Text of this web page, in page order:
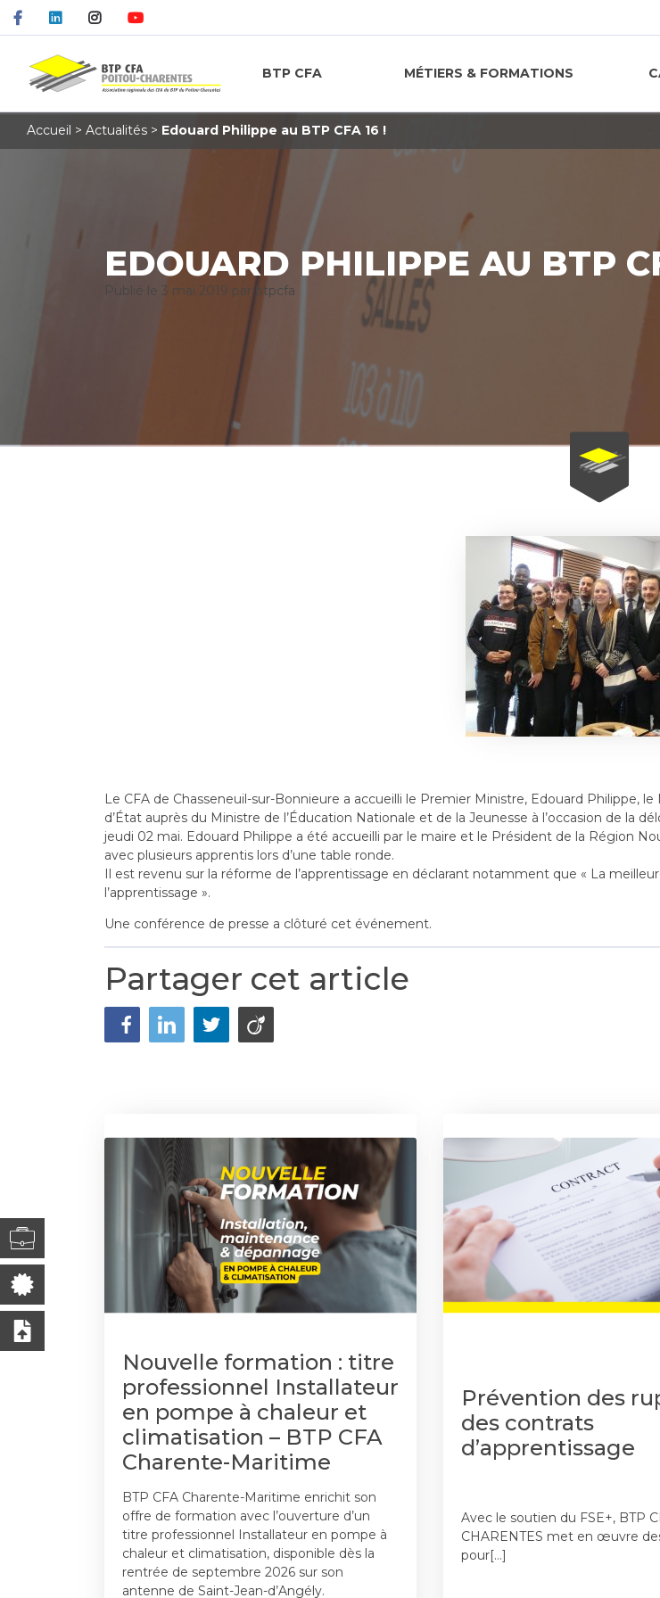
BTP CFA MÉTIERS & FORMATIONS
EDOUARD PHILIPPE AU BTP
Publié le 3 mai 2019 par btpcfa
Accueil > Actualités > Edouard Philippe au BTP CFA 16 !
Le CFA de Chasseneuil-sur-Bonnieure a accueilli le Premier Ministre, Edouard Philippe,
d’État auprès du Ministre de l’Éducation Nationale et de la Jeunesse à l’occasion de la
jeudi 02 mai. Edouard Philippe a été accueilli par le maire et le Président de la Région
avec plusieurs apprentis lors d’une table ronde.
Il est revenu sur la réforme de l’apprentissage en déclarant notamment que « La
l’apprentissage ».
Une conférence de presse a clôturé cet événement.
Partager cet article
Nouvelle formation : titre
professionnel Installateur
en pompe à chaleur et
climatisation – BTP CFA
Charente-Maritime
BTP CFA Charente-Maritime enrichit son
offre de formation avec l’ouverture d’un
titre professionnel Installateur en pompe à
chaleur et climatisation, disponible dès la
rentrée de septembre 2026 sur son
antenne de Saint-Jean-d’Angély.
Prévention des
des contrats
d’apprentissage
Avec le soutien du FSE+, BTP
CHARENTES met en œuvre
pour[…]